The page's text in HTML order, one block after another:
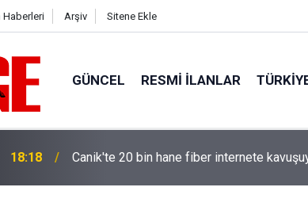
Haberleri Arşiv Sitene Ekle
GÜNCEL RESMI İLANLAR
18:18 Canik'te 20 bin hane fiber internete